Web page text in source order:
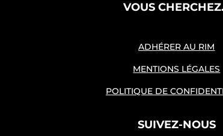
VOUS
ADHÉRER AU RIM
MENTIONS LÉGALES
POLITIQUE DE
SUIVEZ-NOUS